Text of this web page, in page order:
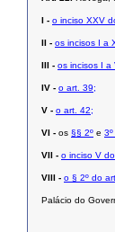
I - o inciso XXV
II - os incisos I a
III - os incisos I a
IV - o art. 39;
V - o art. 42;
VI - os §§ 2º e
VII - o inciso V
VIII - o § 2º do
Palácio do